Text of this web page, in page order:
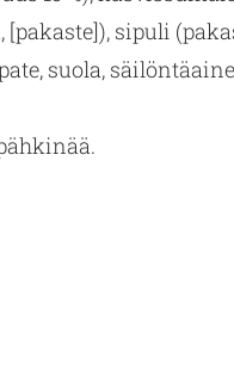
si­pu­li
suola,